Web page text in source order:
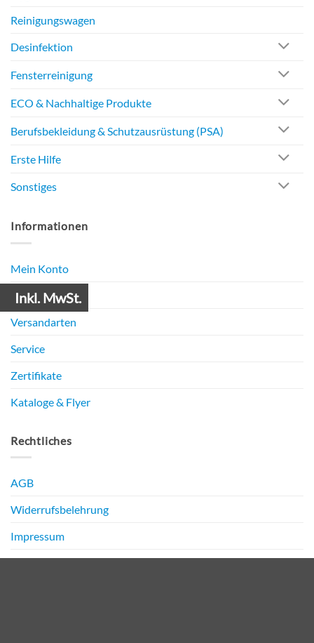
Inkl. MwSt.
Reinigungswagen
Desinfektion
Fensterreinigung
ECO & Nachhaltige Produkte
Berufsbekleidung & Schutzausrüstung (PSA)
Erste Hilfe
Sonstiges
Informationen
Mein Konto
Zahlungsarten
Versandarten
Service
Zertifikate
Kataloge & Flyer
Rechtliches
AGB
Widerrufsbelehrung
Impressum